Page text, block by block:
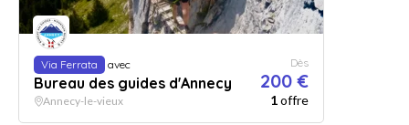
Via Ferrata avec
Bureau des guides d'Annecy
Dès
200 €
Annecy-le-vieux 1offre